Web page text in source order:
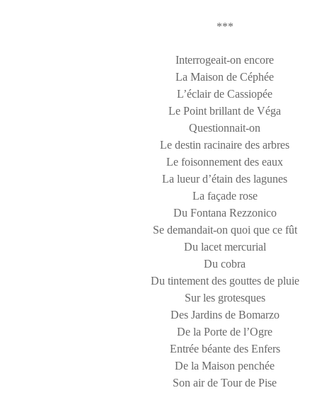
***
Interrogeait-on encore
La Maison de Céphée
L’éclair de Cassiopée
Le Point brillant de Véga
Questionnait-on
Le destin racinaire des arbres
Le foisonnement des eaux
La lueur d’étain des lagunes
La façade rose
Du Fontana Rezzonico
Se demandait-on quoi que ce fût
Du lacet mercurial
Du cobra
Du tintement des gouttes de pluie
Sur les grotesques
Des Jardins de Bomarzo
De la Porte de l’Ogre
Entrée béante des Enfers
De la Maison penchée
Son air de Tour de Pise